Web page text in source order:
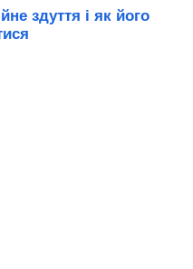
здуття і як його